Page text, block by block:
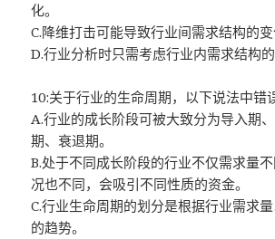
化。
C.降维打击可能导致行业间需求结构的变
D.行业分析时只需考虑行业内需求结构的
10:关于行业的生命周期，以下说法中错
A.行业的成长阶段可被大致分为导入期
期、衰退期。
B.处于不同成长阶段的行业不仅需求量
况也不同，会吸引不同性质的资金。
C.行业生命周期的划分是根据行业需求
的趋势。